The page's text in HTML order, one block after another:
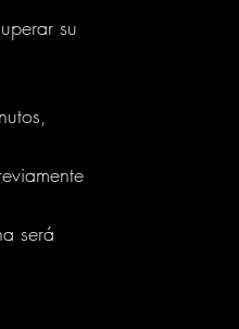
su
será